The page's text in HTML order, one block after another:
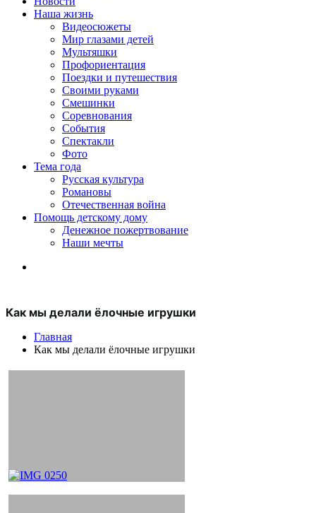
Наша жизнь
Видеосюжеты
Мир глазами детей
Мультяшки
Профориентация
Поездки и путешествия
Своими руками
Смешинки
Соревнования
События
Спектакли
Фото
Тема года
Русская культура
Романовы
Отечественная война
Помощь детскому дому
Денежное пожертвование
Наши мечты
Как мы делали ёлочные игрушки
Главная
Как мы делали ёлочные игрушки